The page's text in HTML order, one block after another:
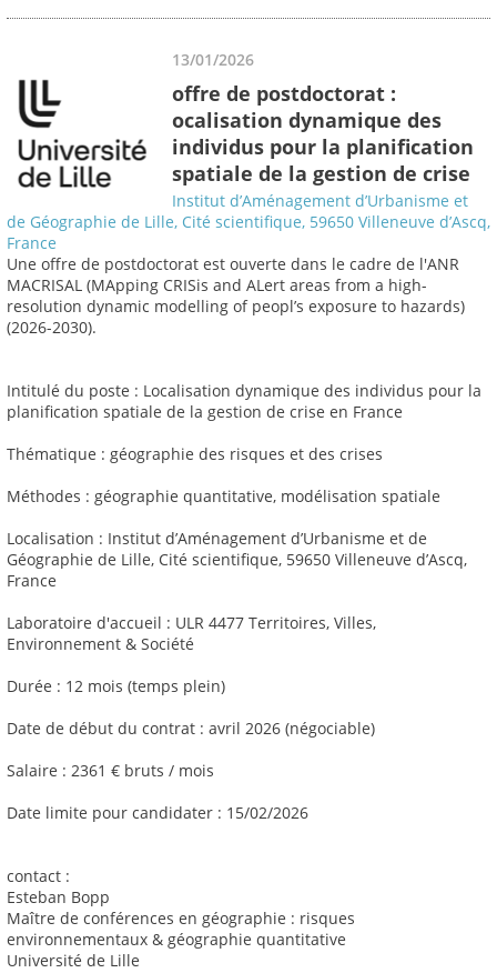
13/01/2026
offre de postdoctorat :
ocalisation dynamique des
individus pour la planification
spatiale de la gestion de crise
Institut d’Aménagement d’Urbanisme et
de Géographie de Lille, Cité scientifique, 59650 Villeneuve d’Ascq,
France
Une offre de postdoctorat est ouverte dans le cadre de l'ANR
MACRISAL (MApping CRISis and ALert areas from a high-
resolution dynamic modelling of peopl’s exposure to hazards)
(2026-2030).
Intitulé du poste : Localisation dynamique des individus pour la
planification spatiale de la gestion de crise en France
Thématique : géographie des risques et des crises
Méthodes : géographie quantitative, modélisation spatiale
Localisation : Institut d’Aménagement d’Urbanisme et de
Géographie de Lille, Cité scientifique, 59650 Villeneuve d’Ascq,
France
Laboratoire d'accueil : ULR 4477 Territoires, Villes,
Environnement & Société
Durée : 12 mois (temps plein)
Date de début du contrat : avril 2026 (négociable)
Salaire : 2361 € bruts / mois
Date limite pour candidater : 15/02/2026
contact :
Esteban Bopp
Maître de conférences en géographie : risques
environnementaux & géographie quantitative
Université de Lille